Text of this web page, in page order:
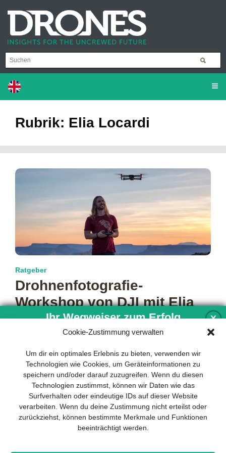
Cookie-Zustimmung verwalten
Um dir ein optimales Erlebnis zu bieten, verwenden wir
Technologien wie Cookies, um Geräteinformationen zu
speichern und/oder darauf zuzugreifen. Wenn du diesen
Technologien zustimmst, können wir Daten wie das
Surfverhalten oder eindeutige IDs auf dieser Website
verarbeiten. Wenn du deine Zustimmung nicht erteilst oder
zurückziehst, können bestimmte Merkmale und Funktionen
beeinträchtigt werden.
Rubrik: Elia Locardi
Ratgeber
Drohnenfotografie-
Workshop von DJI mit Elia
Locardi
DJI, der führende Hersteller von zivilen Drohnen für den
international anerkannten Reisefotografen undmehr…
X
Ihr Wegweiser zum Erfolg
nachhaltigen Geschäftsmodells sind für
jedes Unternehmen unverzichtbar. Das
Business Model Canvas hilft, sich dabei
auf das Wesentliche zu konzentrieren
und stets im Blick zu behalten, worauf es
wirklich ankommt.
Abonnieren Sie unseren kostenlosen